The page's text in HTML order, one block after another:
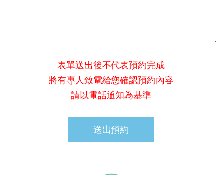
表單送出後不代表預約完成
將有專人致電給您確認預約內容
請以電話通知為基準